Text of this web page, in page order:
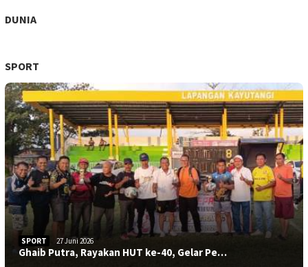
DUNIA
SPORT
SPORT 27 Juni 2026
Ghaib Putra, Rayakan HUT ke-40, Gelar Pe…